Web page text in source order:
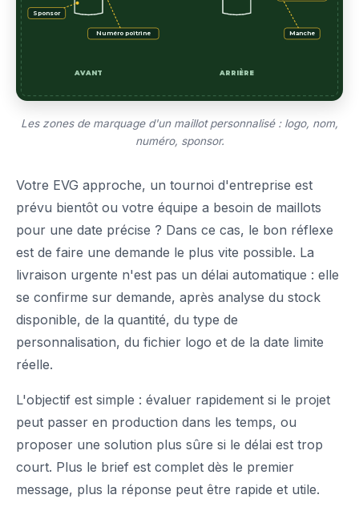
AVANT ARRIÈRE
Sponsor
Numéro poitrine Manche
Les zones de marquage d'un maillot personnalisé : logo, nom,
numéro, sponsor.
Votre EVG approche, un tournoi d'entreprise est
prévu bientôt ou votre équipe a besoin de maillots
pour une date précise ? Dans ce cas, le bon réflexe
est de faire une demande le plus vite possible. La
livraison urgente n'est pas un délai automatique : elle
se confirme sur demande, après analyse du stock
disponible, de la quantité, du type de
personnalisation, du fichier logo et de la date limite
réelle.
L'objectif est simple : évaluer rapidement si le projet
peut passer en production dans les temps, ou
proposer une solution plus sûre si le délai est trop
court. Plus le brief est complet dès le premier
message, plus la réponse peut être rapide et utile.